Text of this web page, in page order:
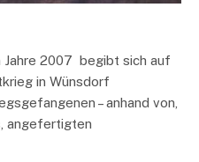
Jahre 2007 begibt sich auf
in Wünsdorf
– anhand von,
angefertigten